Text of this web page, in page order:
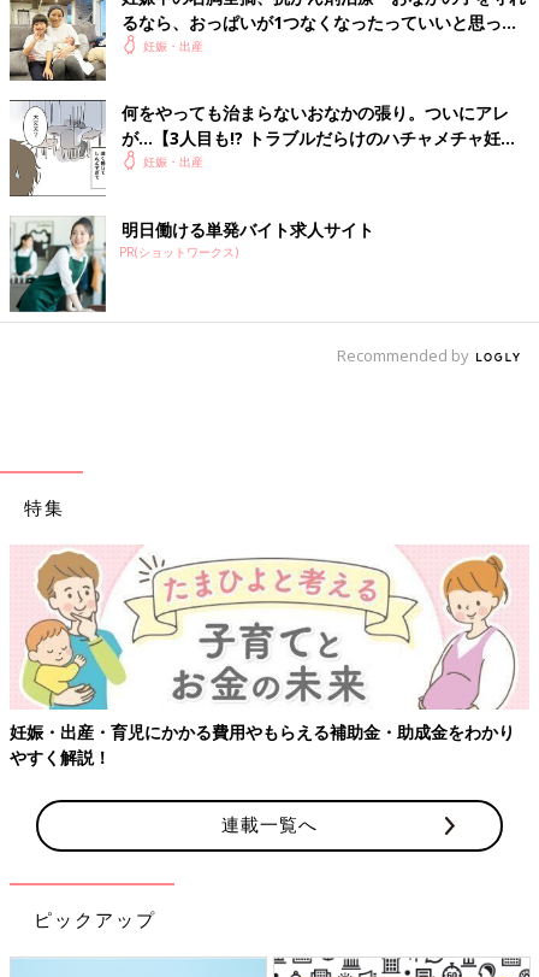
るなら、おっぱいが1つなくなったっていいと思っ
た」【妊娠期がん経験談インタビュー】
妊娠・出産
何をやっても治まらないおなかの張り。ついにアレ
が…【3人目も!? トラブルだらけのハチャメチャ妊娠
レポ2 #7】
妊娠・出産
明日働ける単発バイト求人サイト
PR(ショットワークス)
Recommended by
特集
【ワクチン接種できるものも】妊婦の感染症対策、知っておいて！
連載一覧へ
ピックアップ